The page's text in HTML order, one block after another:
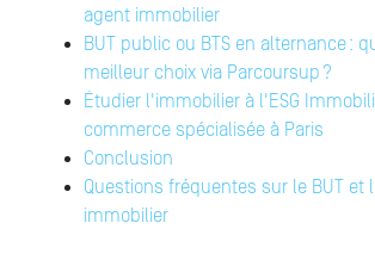
agent immobilier
BUT public ou BTS en alternance :
meilleur choix via Parcoursup ?
Étudier l'immobilier à l'ESG
commerce spécialisée à Paris
Conclusion
Questions fréquentes sur le BUT et
immobilier